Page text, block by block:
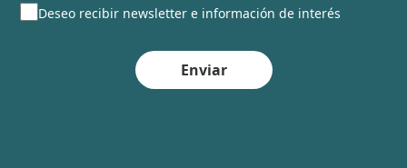
Deseo recibir newsletter e información de interés
Enviar